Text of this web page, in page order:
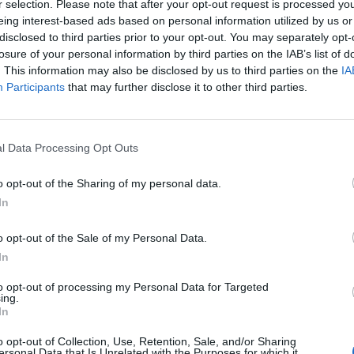
selection. Please note that after your opt-out request is processed
interest-based ads based on personal information utilized by us
to third parties prior to your opt-out. You may separately
of your personal information by third parties on the IAB’s list of
This information may also be disclosed by us to third parties on the
Participants that may further disclose it to other third parties.
Data Processing Opt Outs
opt-out of the Sharing of my personal data.
opt-out of the Sale of my Personal Data.
opt-out of processing my Personal Data for Targeted
opt-out of Collection, Use, Retention, Sale, and/or Sharing
είναι οι 6 προκηρύξεις στο Δημόσιο που
το ΑΣΕΠ για 958 μόνιμες θέσεις
προσλήψεις θα αφορούν την στελέχωση τριών
του υπουργείου Παιδείας, του υπουργείου
2021 10:50
ειδικών κατηγοριών στον ευρύτερο
βήμα είναι η έκδοση και δημοσίευση -έως το τέλος